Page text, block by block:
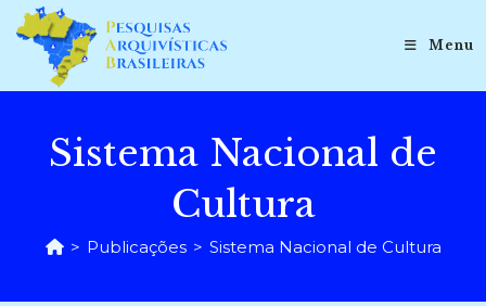
para
conteúdo
Menu
Sistema Nacional de
Cultura
> Publicações > Sistema Nacional de Cultura